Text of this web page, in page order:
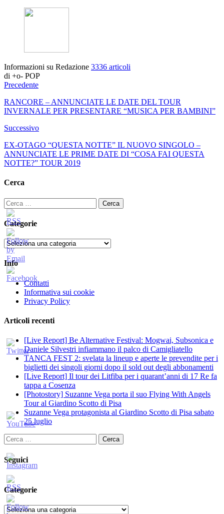
Informazioni su Redazione 3336 articoli
di +o- POP
Precedente
RANCORE – ANNUNCIATE LE DATE DEL TOUR
INVERNALE PER PRESENTARE “MUSICA PER BAMBINI”
Successivo
EX-OTAGO “QUESTA NOTTE” IL NUOVO SINGOLO –
ANNUNCIATE LE PRIME DATE DI “COSA FAI QUESTA
NOTTE?” TOUR 2019
Cerca
Ricerca
per:
Categorie
Categorie
Info
Contatti
Informativa sui cookie
Privacy Policy
Articoli recenti
[Live Report] Be Alternative Festival: Mogwai, Subsonica e
Daniele Silvestri infiammano il palco di Camigliatello
TANCA FEST 2: svelata la lineup e aperte le prevendite per i
biglietti dei singoli giorni dopo il sold out degli abbonamenti
[Live Report] Il tour dei Litfiba per i quarant’anni di 17 Re fa
tappa a Cosenza
[Photostory] Suzanne Vega porta il suo Flying With Angels
Tour al Giardino Scotto di Pisa
Suzanne Vega protagonista al Giardino Scotto di Pisa sabato
25 luglio
Ricerca
per:
Seguici
Categorie
Categorie